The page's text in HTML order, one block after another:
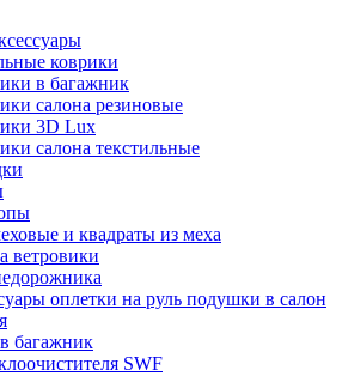
коврики
в багажник
салона резиновые
3D Lux
салона текстильные
и квадраты из меха
ветровики
оплетки на руль подушки в салон
багажник
SWF